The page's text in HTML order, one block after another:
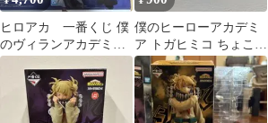
ヒロアカ 一番くじ 僕
のヴィランアカデミ
ア ラストワン トガ
ヒミコ
僕のヒーローアカデミ
ア トガヒミコ ちょこの
っこフィギュア